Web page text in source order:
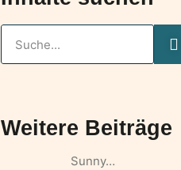
Weitere Beiträge
Sunny…